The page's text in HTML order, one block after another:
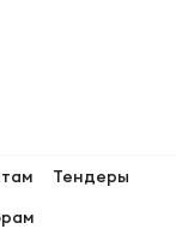
Тендеры